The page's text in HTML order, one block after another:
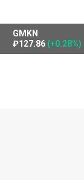
GMKN
₽127.86 (+0.28%)